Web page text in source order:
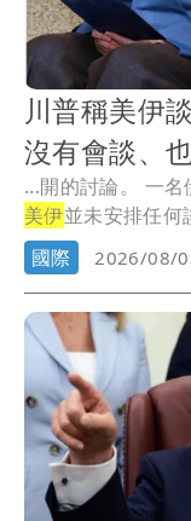
川普稱美伊
沒有會談、
...開的
美伊並未安排任何
朗...
國際 2026/08/